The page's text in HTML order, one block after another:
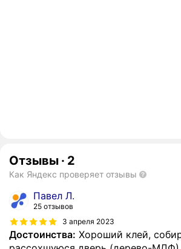
Отзывы · 2
Как Яндекс проверяет отзывы
Павел Л.
25 отзывов
3 апреля 2023
Достоинства: Хороший клей,